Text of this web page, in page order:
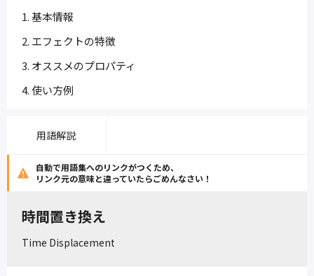
基本情報
エフェクトの特徴
オススメのプロパティ
使い方例
用語解説
自動で用語集へのリンクがつくため、
リンク元の意味と違っていたらごめんなさい！
時間置き換え
Time Displacement